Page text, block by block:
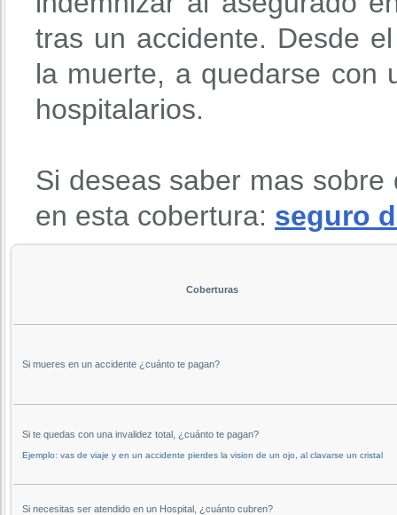
tras un accidente. Desde
la muerte, a quedarse con
hospitalarios.
Si deseas saber mas
en esta cobertura: seguro
Coberturas
Si mueres en un accidente ¿cuánto te pagan?
Si te quedas con una invalidez total, ¿cuánto te pagan?
Ejemplo: vas de viaje y en un accidente pierdes la vision de un ojo, al clavarse un cristal
Si necesitas ser atendido en un Hospital, ¿cuánto cubren?